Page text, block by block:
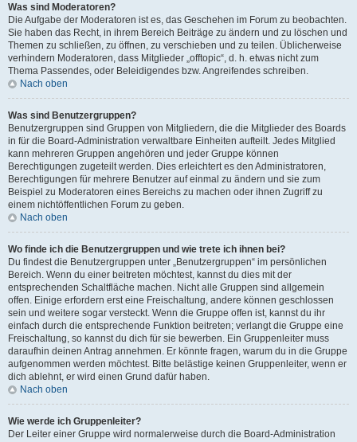
Was sind Moderatoren?
Die Aufgabe der Moderatoren ist es, das Geschehen im Forum zu beobachten.
Sie haben das Recht, in ihrem Bereich Beiträge zu ändern und zu löschen und
Themen zu schließen, zu öffnen, zu verschieben und zu teilen. Üblicherweise
verhindern Moderatoren, dass Mitglieder „offtopic“, d. h. etwas nicht zum
Thema Passendes, oder Beleidigendes bzw. Angreifendes schreiben.
Nach oben
Was sind Benutzergruppen?
Benutzergruppen sind Gruppen von Mitgliedern, die die Mitglieder des Boards
in für die Board-Administration verwaltbare Einheiten aufteilt. Jedes Mitglied
kann mehreren Gruppen angehören und jeder Gruppe können
Berechtigungen zugeteilt werden. Dies erleichtert es den Administratoren,
Berechtigungen für mehrere Benutzer auf einmal zu ändern und sie zum
Beispiel zu Moderatoren eines Bereichs zu machen oder ihnen Zugriff zu
einem nichtöffentlichen Forum zu geben.
Nach oben
Wo finde ich die Benutzergruppen und wie trete ich ihnen bei?
Du findest die Benutzergruppen unter „Benutzergruppen“ im persönlichen
Bereich. Wenn du einer beitreten möchtest, kannst du dies mit der
entsprechenden Schaltfläche machen. Nicht alle Gruppen sind allgemein
offen. Einige erfordern erst eine Freischaltung, andere können geschlossen
sein und weitere sogar versteckt. Wenn die Gruppe offen ist, kannst du ihr
einfach durch die entsprechende Funktion beitreten; verlangt die Gruppe eine
Freischaltung, so kannst du dich für sie bewerben. Ein Gruppenleiter muss
daraufhin deinen Antrag annehmen. Er könnte fragen, warum du in die Gruppe
aufgenommen werden möchtest. Bitte belästige keinen Gruppenleiter, wenn er
dich ablehnt, er wird einen Grund dafür haben.
Nach oben
Wie werde ich Gruppenleiter?
Der Leiter einer Gruppe wird normalerweise durch die Board-Administration